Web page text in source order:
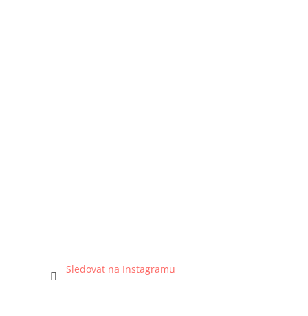
Sledovat na Instagramu